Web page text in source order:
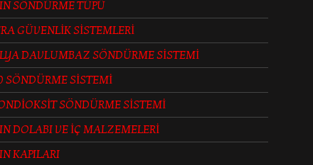
SÖNDÜRME TÜPÜ
GÜVENLİK SİSTEMLERİ
DAVLUMBAZ SÖNDÜRME SİSTEMİ
SÖNDÜRME SİSTEMİ
SÖNDÜRME SİSTEMİ
DOLABI VE İÇ MALZEMELERİ
KAPILARI